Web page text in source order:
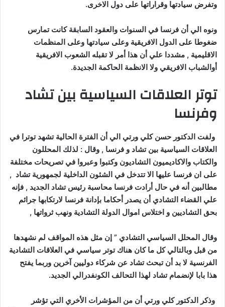
وتفرض سيادتها وقراراتها على دول الاخرى.
ونوه الي أن فرنسا في السنوات والعقود السابقة كانت تمارس
ضغوطا على الدول الافريقية وعلى سيادتها وعلى المنظمات
الاقليمية , مشددا علي أن هذا أمر لا تقبله الشعوب الافريقية
أوالشباب الافريقي ولا الانظمة الحاكمة الجديدة.
توتر العلاقات السياسية بين تشاد
وفرنسا
ولفت الدكتور حسن كلي ورتي الي أن الفترة الحالية تشهد توترا في
العلاقات السياسية بين تشاد و فرنسا , وقال : لذلك المحللون
والكتاب والاكاديميون التشاديون وكتبوا وعبروا في تصريحات مختلفة
على ان فرنسا عليها الا تتدخل في الشئون الداخلية لجمهورية تشاد ,
مطالبين أنه في حال أرادت فرنسا محاسبة رئيس تشاد الجديد , فإنه
علي القضاء التشادي أن يصدر أحكاما بإدانة فرنسا لارتكابها جرائم
بحق التشاديين و اختلاس اموال الدولة التشادية ونهب ثرواتها ,
وقال المحلل السياسي التشادي ” إن مثل هذه المواقف لم نشهدها
من قبل وبالتالي كل ما كان هناك توتر سياسي في العلاقات التشادية
الفرنسية لا بد أن تبحث تشاد عن شركاء دوليين آخرين وربما يفتح
هذا بابا لإنضمام تشاد لهذا التحالف الكونفدرالي الجديد.
وذكر الدكتور كلي ورتي أن من المؤشرات الأخري التي تؤشر